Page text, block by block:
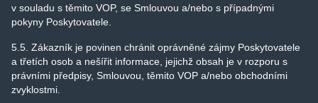
v souladu s těmito VOP, se Smlouvou a/nebo s případnými
pokyny Poskytovatele.
5.5. Zákazník je povinen chránit oprávněné zájmy Poskytovatele
a třetích osob a nešířit informace, jejichž obsah je v rozporu s
právními předpisy, Smlouvou, těmito VOP a/nebo obchodními
zvyklostmi.